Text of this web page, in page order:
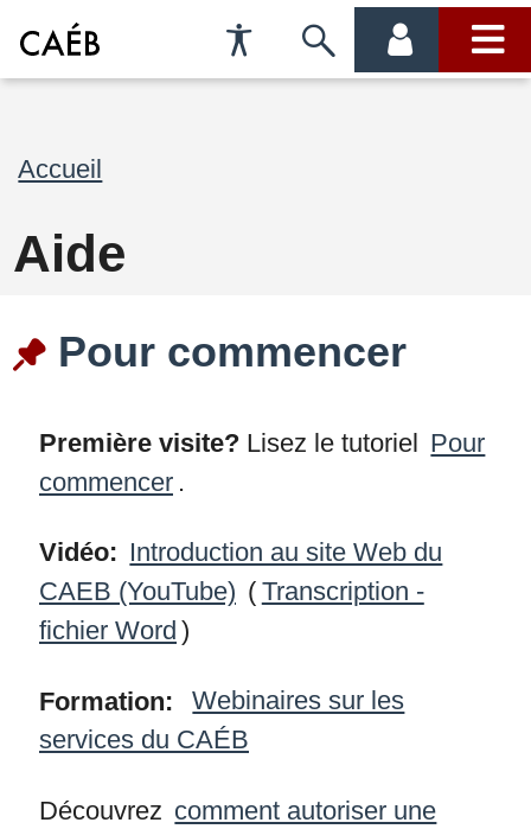
Préférences
d'accessibilité
Passer
menu
menu
Fil
Accueil
Aide
Pour commencer
Première visite? Lisez le tutoriel Pour
commencer .
Vidéo: Introduction au site Web du
CAEB (YouTube) ( Transcription -
fichier Word )
Formation:
Webinaires sur les
services du CAÉB
Découvrez comment autoriser une